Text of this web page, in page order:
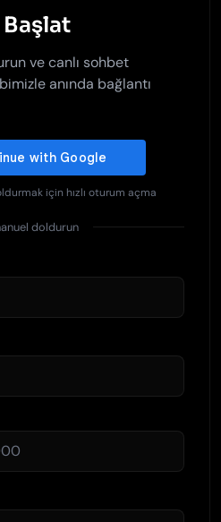
ve canlı sohbet
anında bağlantı
için hızlı oturum açma
doldurun